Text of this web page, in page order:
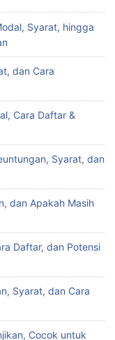
Syarat, hingga
dan Cara
Cara Daftar &
Syarat, dan
dan Apakah Masih
Daftar, dan Potensi
Syarat, dan Cara
Cocok untuk